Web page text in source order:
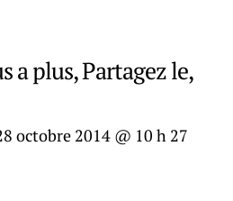
a plus, Partagez le,
octobre 2014 @ 10 h 27